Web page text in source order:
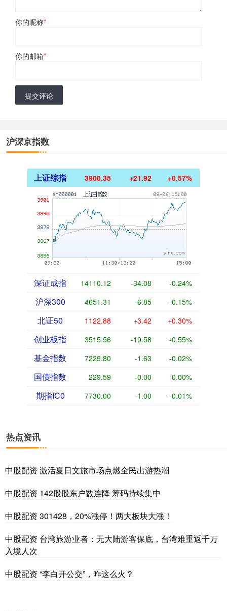
你的昵称*
你的邮箱*
提交评论
沪深京指数
上证综指 3900.35 +21.92 +0.57%
深证成指 14110.12 -34.08 -0.24%
沪深300 4651.31 -6.85 -0.15%
北证50 1122.88 +3.42 +0.30%
创业板指 3515.56 -19.58 -0.55%
基金指数 7229.80 -1.63 -0.02%
国债指数 229.59 -0.00 0.00%
期指IC0 7730.00 -1.00 -0.01%
热点资讯
中股配资 激活夏日文旅市场点燃全民出游热潮
中股配资 142股股东户数连降 筹码持续集中
中股配资 301428，20%涨停！两大板块大涨！
中股配资 台湾旅游业者：无大陆游客保底，台湾难重返千万
入境人次
中股配资 “李白开公交”，咋这么火？